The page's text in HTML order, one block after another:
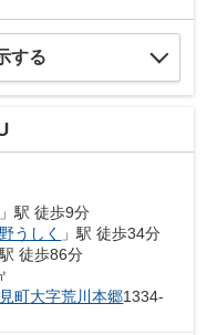
する
」駅 徒歩9分
うしく
」駅 徒歩34分
駅 徒歩86分
町大字荒川本郷1334-